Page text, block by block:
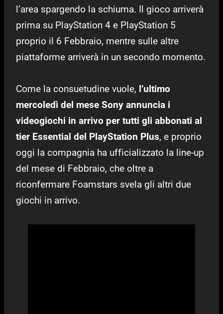
l’area spargendo la schiuma. Il gioco arriverà
prima su PlayStation 4 e PlayStation 5
proprio il 6 Febbraio, mentre sulle altre
piattaforme arriverà in un secondo momento.
Come la consuetudine vuole, l’ultimo
mercoledì del mese Sony annuncia i
videogiochi in arrivo per tutti gli abbonati al
tier Essential del PlayStation Plus, e proprio
oggi la compagnia ha ufficializzato la line-up
del mese di Febbraio, che oltre a
riconfermare Foamstars svela gli altri due
giochi in arrivo.